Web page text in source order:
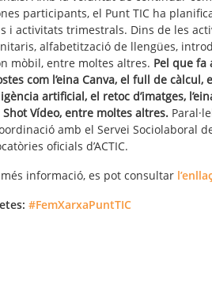
participants, el Punt TIC ha
i activitats trimestrals. Dins de les
alfabetització de llengües,
mòbil, entre moltes altres. Pel que
com l’eina Canva, el full de
artificial, el retoc d’imatges,
Shot Vídeo, entre moltes altres.
amb el Servei Sociolaboral
oficials d’ACTIC.
més informació, es pot consultar
#FemXarxaPuntTIC